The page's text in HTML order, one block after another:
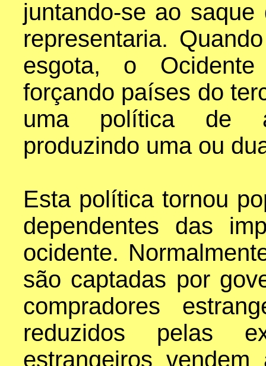
juntando-se ao
representaria.
esgota, o
forçando países do
uma política de
produzindo uma ou
Esta política tornou
dependentes das
ocidente.
são captadas por
compradores
reduzidos pelas
estrangeiros vendem